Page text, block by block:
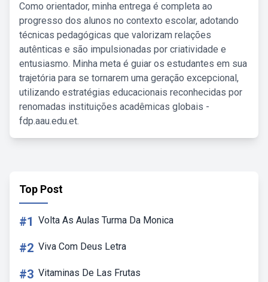
Como orientador, minha entrega é completa ao
progresso dos alunos no contexto escolar, adotando
técnicas pedagógicas que valorizam relações
autênticas e são impulsionadas por criatividade e
entusiasmo. Minha meta é guiar os estudantes em sua
trajetória para se tornarem uma geração excepcional,
utilizando estratégias educacionais reconhecidas por
renomadas instituições acadêmicas globais -
fdp.aau.edu.et.
Top Post
#1 Volta As Aulas Turma Da Monica
#2 Viva Com Deus Letra
#3 Vitaminas De Las Frutas